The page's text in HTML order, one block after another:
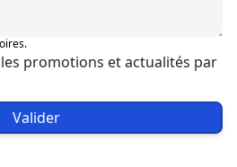
promotions et actualités par
Valider